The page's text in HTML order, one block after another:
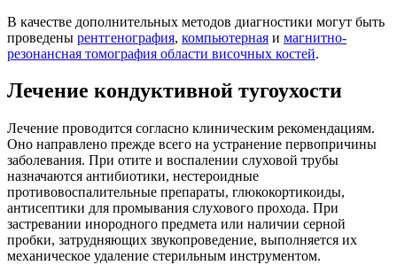
В качестве дополнительных методов диагностики могут быть
проведены рентгенография, компьютерная и магнитно-
резонансная томография области височных костей.
Лечение кондуктивной тугоухости
Лечение проводится согласно клиническим рекомендациям.
Оно направлено прежде всего на устранение первопричины
заболевания. При отите и воспалении слуховой трубы
назначаются антибиотики, нестероидные
противовоспалительные препараты, глюкокортикоиды,
антисептики для промывания слухового прохода. При
застревании инородного предмета или наличии серной
пробки, затрудняющих звукопроведение, выполняется их
механическое удаление стерильным инструментом.